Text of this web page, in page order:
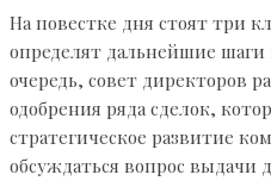
На повестке дня стоят три
определят дальнейшие
очередь, совет директоров
одобрения ряда сделок,
стратегическое развитие
обсуждаться вопрос выдачи